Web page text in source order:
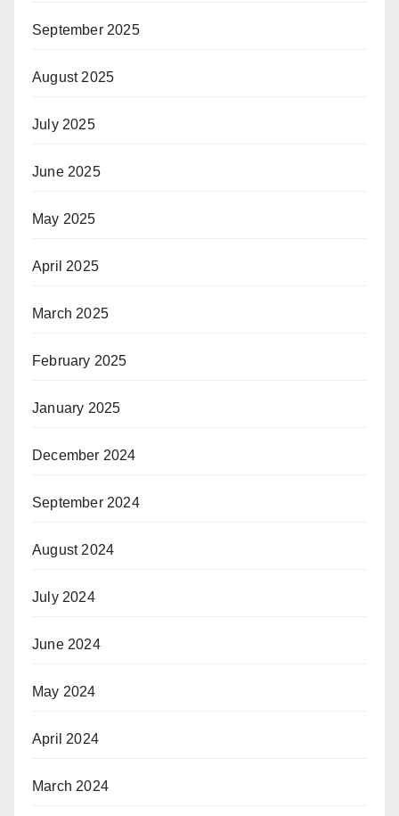
September 2025
August 2025
July 2025
June 2025
May 2025
April 2025
March 2025
February 2025
January 2025
December 2024
September 2024
August 2024
July 2024
June 2024
May 2024
April 2024
March 2024